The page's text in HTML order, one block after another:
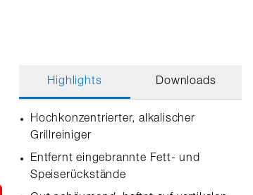
Highlights Downloads
Hochkonzentrierter, alkalischer
Grillreiniger
Entfernt eingebrannte Fett- und
Speiserückstände